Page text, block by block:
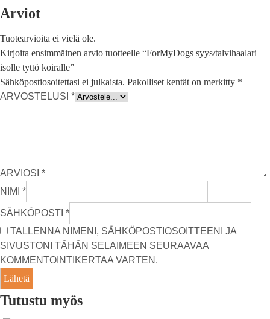
Arviot
Tuotearvioita ei vielä ole.
Kirjoita ensimmäinen arvio tuotteelle “ForMyDogs syys/talvihaalari
isolle tyttö koiralle”
Sähköpostiosoitettasi ei julkaista. Pakolliset kentät on merkitty *
ARVOSTELUSI *
ARVIOSI *
NIMI *
SÄHKÖPOSTI *
TALLENNA NIMENI, SÄHKÖPOSTIOSOITTEENI JA
SIVUSTONI TÄHÄN SELAIMEEN SEURAAVAA
KOMMENTOINTIKERTAA VARTEN.
Tutustu myös